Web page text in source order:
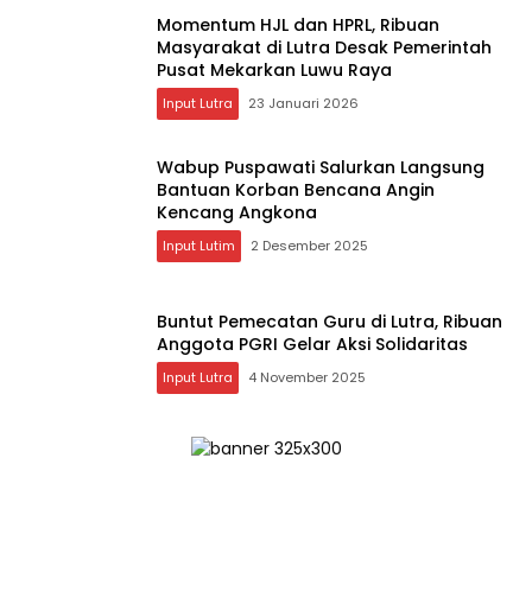
Momentum HJL dan HPRL, Ribuan
Masyarakat di Lutra Desak Pemerintah
Pusat Mekarkan Luwu Raya
Input Lutra 23 Januari 2026
Wabup Puspawati Salurkan Langsung
Bantuan Korban Bencana Angin
Kencang Angkona ‎
Input Lutim 2 Desember 2025
Buntut Pemecatan Guru di Lutra, Ribuan
Anggota PGRI Gelar Aksi Solidaritas
Input Lutra 4 November 2025